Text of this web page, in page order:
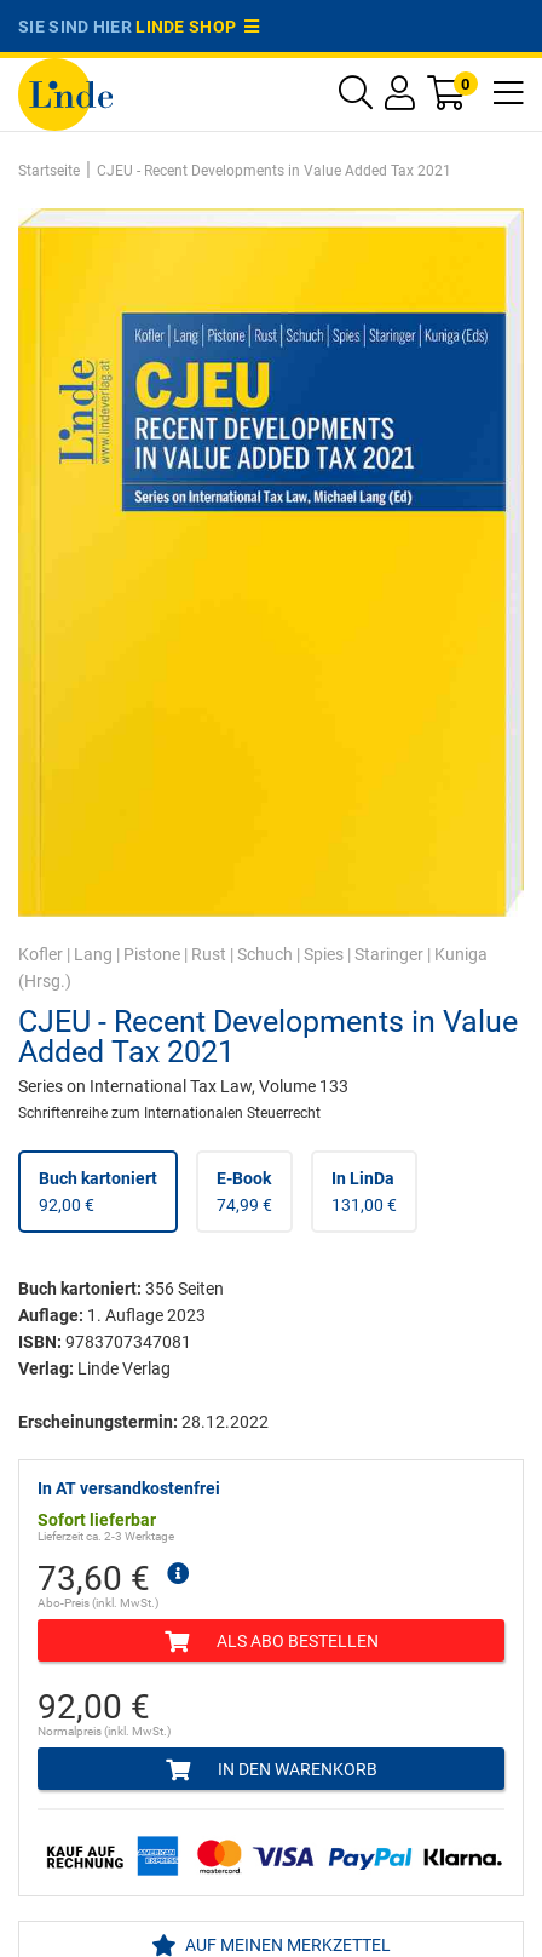
SIE SIND HIERLINDE SHOP
0
Startseite | CJEU - Recent Developments in Value Added Tax 2021
Kofler | Lang | Pistone | Rust | Schuch | Spies | Staringer | Kuniga
(Hrsg.)
CJEU - Recent Developments in Value
Added Tax 2021
Series on International Tax Law, Volume 133
Schriftenreihe zum Internationalen Steuerrecht
Buch kartoniert
92,00 €
E-Book
74,99 €
In LinDa
131,00 €
Buch kartoniert: 356Seiten
Auflage: 1. Auflage 2023
ISBN: 9783707347081
Verlag: Linde Verlag
Erscheinungstermin: 28.12.2022
In AT versandkostenfrei
Sofort lieferbar
Lieferzeit ca. 2-3 Werktage
73,60 €
Abo-Preis (inkl. MwSt.)
ALS ABO BESTELLEN
92,00 €
Normalpreis (inkl. MwSt.)
IN DEN WARENKORB
AUF MEINEN MERKZETTEL